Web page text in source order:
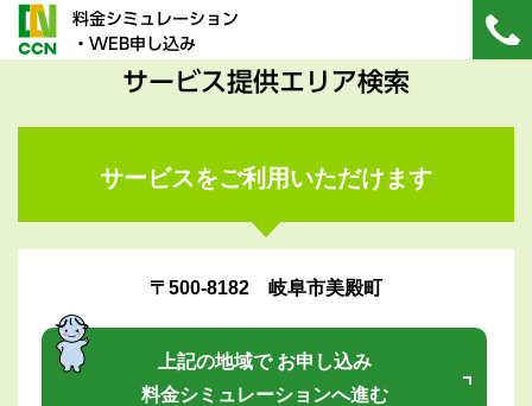
料金シミュレーション
・WEB申し込み
サービス提供エリア検索
サービスをご利用いただけます
〒500-8182 岐阜市美殿町
上記の地域で お申し込み
料金シミュレーションへ進む